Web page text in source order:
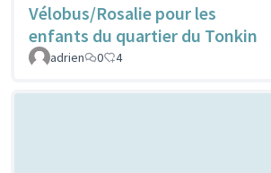
Vélobus/Rosalie pour les
enfants du quartier du Tonkin
adrien
0 4